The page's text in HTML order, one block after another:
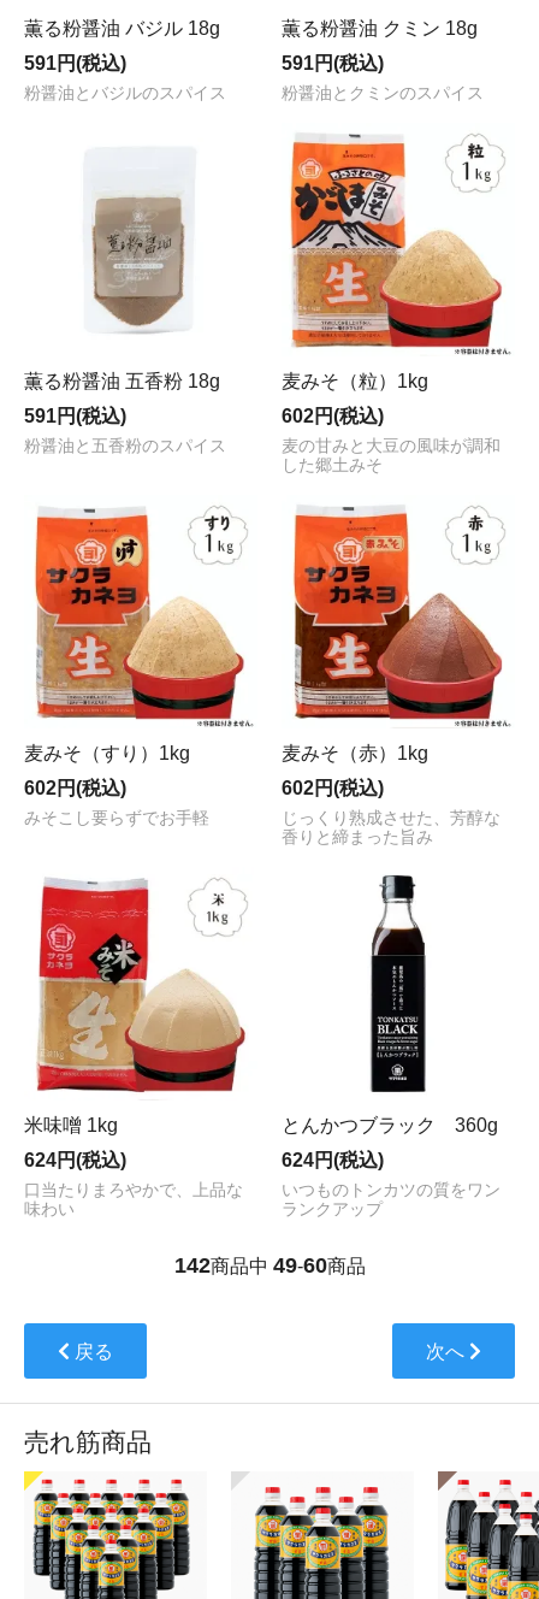
薫る粉醤油 バジル 18g
591円(税込)
粉醤油とバジルのスパイス
薫る粉醤油 クミン 18g
591円(税込)
粉醤油とクミンのスパイス
薫る粉醤油 五香粉 18g
591円(税込)
粉醤油と五香粉のスパイス
麦みそ（粒）1kg
602円(税込)
麦の甘みと大豆の風味が調和
した郷土みそ
麦みそ（すり）1kg
602円(税込)
みそこし要らずでお手軽
麦みそ（赤）1kg
602円(税込)
じっくり熟成させた、芳醇な
香りと締まった旨み
米味噌 1kg
624円(税込)
口当たりまろやかで、上品な
味わい
とんかつブラック 360g
624円(税込)
いつものトンカツの質をワン
ランクアップ
142商品中 49-60商品
戻る 次へ
売れ筋商品